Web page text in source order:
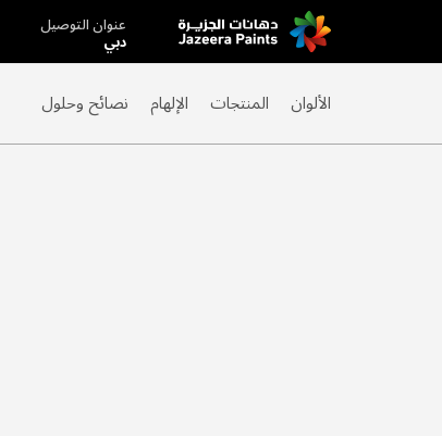
Skip
to
عنوان التوصيل
دبي
الألوان المنتجات الإلهام نصائح وحلول